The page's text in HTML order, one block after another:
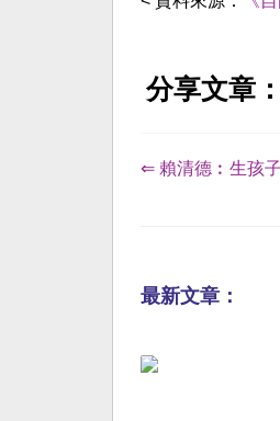
分享文章：
⇐ 賴清德︰生孩
最新文章：